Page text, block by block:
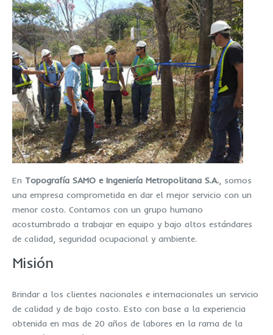
En Topografía SAMO e Ingeniería Metropolitana S.A. , somos
una empresa comprometida en dar el mejor servicio con un
menor costo. Contamos con un grupo humano
acostumbrado a trabajar en equipo y bajo altos estándares
de calidad, seguridad ocupacional y ambiente.
Misión
Brindar a los clientes nacionales e internacionales un servicio
de calidad y de bajo costo. Esto con base a la experiencia
obtenida en mas de 20 años de labores en la rama de la